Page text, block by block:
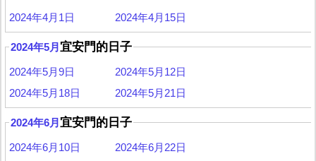
2024年4月1日 2024年4月15日
2024年5月 宜安門的日子
2024年5月9日
2024年5月12日
2024年5月18日
2024年5月21日
2024年6月 宜安門的日子
2024年6月10日 2024年6月22日